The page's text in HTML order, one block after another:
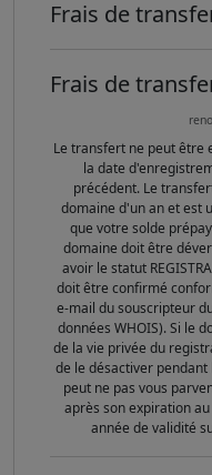
Frais de
Frais de
Le transfert ne peut être
la date
précédent. Le
domaine d'un an et est
que votre solde
domaine doit être
avoir le statut
doit être confirmé
e-mail du souscripteur
données WHOIS). Si le
de la vie privée du
de le désactiver
peut ne pas vous
après son expiration
année de validité